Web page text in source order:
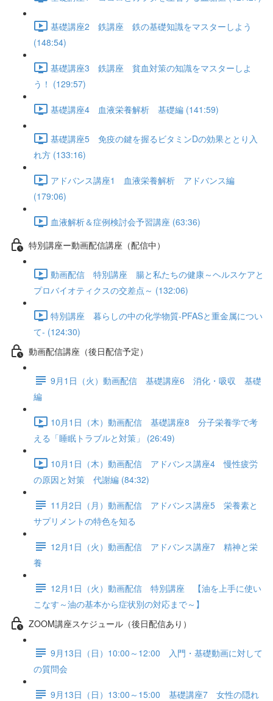
基礎講座2 鉄講座 鉄の基礎知識をマスターしよう
(148:54)
基礎講座3 鉄講座 貧血対策の知識をマスターしよ
う！ (129:57)
基礎講座4 血液栄養解析 基礎編 (141:59)
基礎講座5 免疫の鍵を握るビタミンDの効果ととり入
れ方 (133:16)
アドバンス講座1 血液栄養解析 アドバンス編
(179:06)
血液解析＆症例検討会予習講座 (63:36)
特別講座ー動画配信講座（配信中）
動画配信 特別講座 腸と私たちの健康～ヘルスケアと
プロバイオティクスの交差点～ (132:06)
特別講座 暮らしの中の化学物質-PFASと重金属につい
て- (124:30)
動画配信講座（後日配信予定）
9月1日（火）動画配信 基礎講座6 消化・吸収 基礎
編
10月1日（木）動画配信 基礎講座8 分子栄養学で考
える「睡眠トラブルと対策」 (26:49)
10月1日（木）動画配信 アドバンス講座4 慢性疲労
の原因と対策 代謝編 (84:32)
11月2日（月）動画配信 アドバンス講座5 栄養素と
サプリメントの特色を知る
12月1日（火）動画配信 アドバンス講座7 精神と栄
養
12月1日（火）動画配信 特別講座 【油を上手に使い
こなす～油の基本から症状別の対応まで～】
ZOOM講座スケジュール（後日配信あり）
9月13日（日）10:00～12:00 入門・基礎動画に対して
の質問会
9月13日（日）13:00～15:00 基礎講座7 女性の隠れ